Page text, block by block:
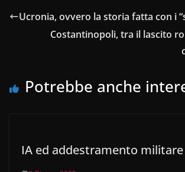
e
b
k
s
A
e
dI
gr
a
di
vi
Ucronia, ovvero la storia fatta con i
Costantinopoli, tra il lascito
Potrebbe anche
IA ed addestramento militare